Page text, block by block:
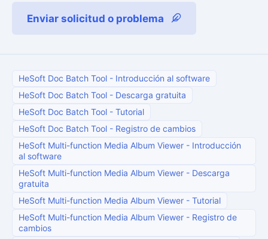
Enviar solicitud o problema
HeSoft Doc Batch Tool - Introducción al software
HeSoft Doc Batch Tool - Descarga gratuita
HeSoft Doc Batch Tool - Tutorial
HeSoft Doc Batch Tool - Registro de cambios
HeSoft Multi-function Media Album Viewer - Introducción
al software
HeSoft Multi-function Media Album Viewer - Descarga
gratuita
HeSoft Multi-function Media Album Viewer - Tutorial
HeSoft Multi-function Media Album Viewer - Registro de
cambios